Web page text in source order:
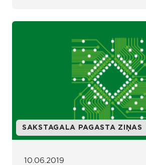
SAKSTAGALA PAGASTA ZIŅAS
10.06.2019